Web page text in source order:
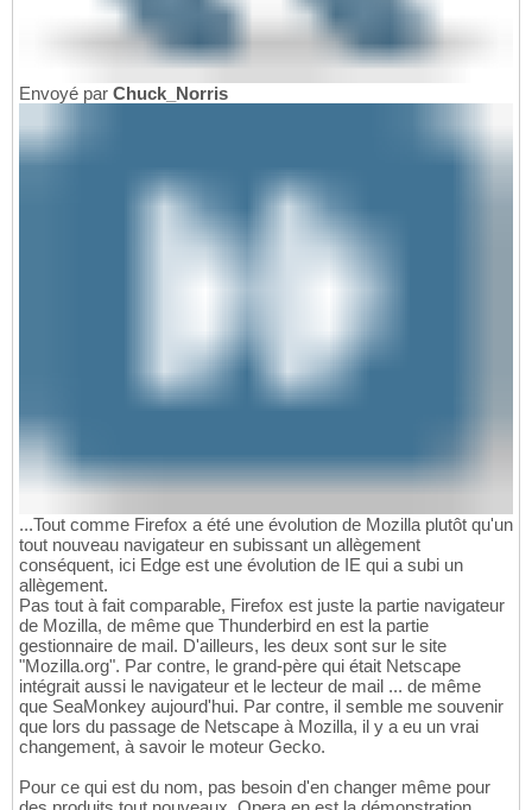
Envoyé par Chuck_Norris
...Tout comme Firefox a été une évolution de Mozilla plutôt qu'un
tout nouveau navigateur en subissant un allègement
conséquent, ici Edge est une évolution de IE qui a subi un
allègement.
Pas tout à fait comparable, Firefox est juste la partie navigateur
de Mozilla, de même que Thunderbird en est la partie
gestionnaire de mail. D'ailleurs, les deux sont sur le site
"Mozilla.org". Par contre, le grand-père qui était Netscape
intégrait aussi le navigateur et le lecteur de mail ... de même
que SeaMonkey aujourd'hui. Par contre, il semble me souvenir
que lors du passage de Netscape à Mozilla, il y a eu un vrai
changement, à savoir le moteur Gecko.
Pour ce qui est du nom, pas besoin d'en changer même pour